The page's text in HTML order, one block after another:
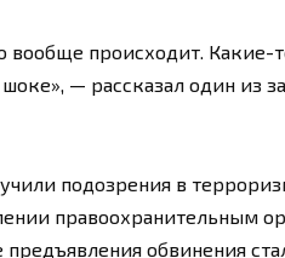
вообще происходит. Какие-
— рассказал один из
подозрения в
правоохранительным
обвинения